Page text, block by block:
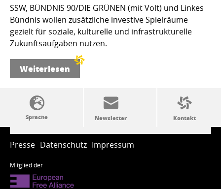
SSW, BÜNDNIS 90/DIE GRÜNEN (mit Volt) und Linkes
Bündnis wollen zusätzliche investive Spielräume
gezielt für soziale, kulturelle und infrastrukturelle
Zukunftsaufgaben nutzen.
Weiterlesen
SSW-Politik von A bis Z
Presse Datenschutz Impressum
Mitglied der